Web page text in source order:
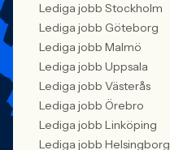
Lediga jobb Stockholm
Lediga jobb Göteborg
Lediga jobb Malmö
Lediga jobb Uppsala
Lediga jobb Västerås
Lediga jobb Örebro
Lediga jobb Linköping
Lediga jobb Helsingborg